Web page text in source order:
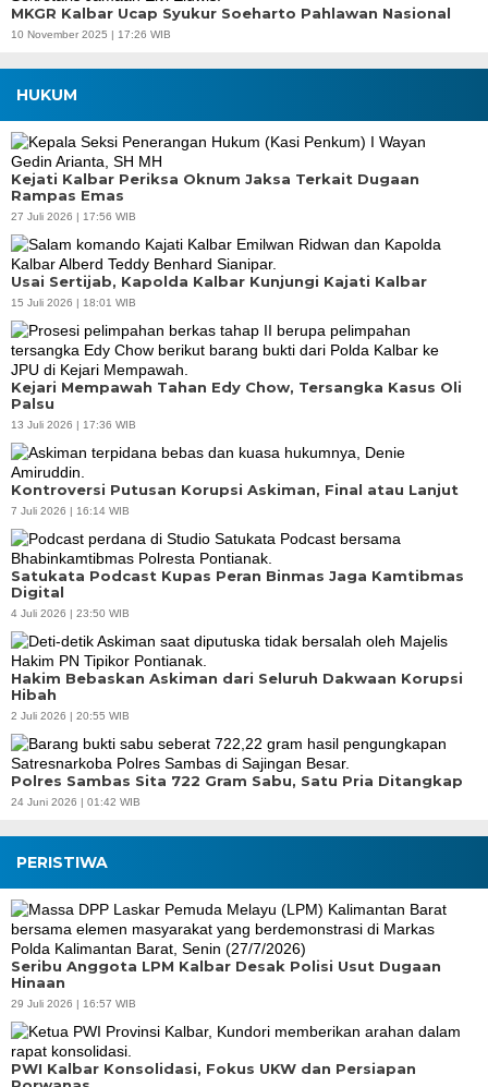
MKGR Kalbar Ucap Syukur Soeharto Pahlawan Nasional
10 November 2025 | 17:26 WIB
HUKUM
Kejati Kalbar Periksa Oknum Jaksa Terkait Dugaan
Rampas Emas
27 Juli 2026 | 17:56 WIB
Usai Sertijab, Kapolda Kalbar Kunjungi Kajati Kalbar
15 Juli 2026 | 18:01 WIB
Kejari Mempawah Tahan Edy Chow, Tersangka Kasus Oli
Palsu
13 Juli 2026 | 17:36 WIB
Kontroversi Putusan Korupsi Askiman, Final atau Lanjut
7 Juli 2026 | 16:14 WIB
Satukata Podcast Kupas Peran Binmas Jaga Kamtibmas
Digital
4 Juli 2026 | 23:50 WIB
Hakim Bebaskan Askiman dari Seluruh Dakwaan Korupsi
Hibah
2 Juli 2026 | 20:55 WIB
Polres Sambas Sita 722 Gram Sabu, Satu Pria Ditangkap
24 Juni 2026 | 01:42 WIB
PERISTIWA
Seribu Anggota LPM Kalbar Desak Polisi Usut Dugaan
Hinaan
29 Juli 2026 | 16:57 WIB
PWI Kalbar Konsolidasi, Fokus UKW dan Persiapan